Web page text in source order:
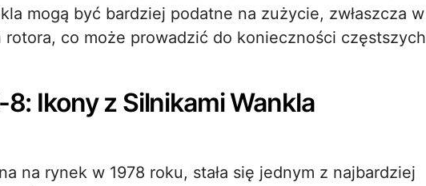
mogą być bardziej podatne na zużycie, zwłaszcza w
rotora, co może prowadzić do konieczności częstszych
8: Ikony z Silnikami Wankla
na rynek w 1978 roku, stała się jednym z najbardziej